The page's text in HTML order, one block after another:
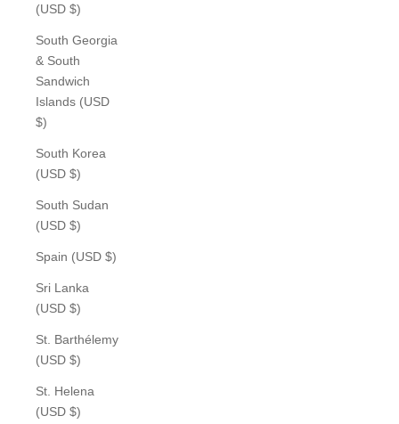
(USD $)
South Georgia
& South
Sandwich
Islands (USD
$)
South Korea
(USD $)
South Sudan
(USD $)
Spain (USD $)
Sri Lanka
(USD $)
St. Barthélemy
(USD $)
St. Helena
(USD $)